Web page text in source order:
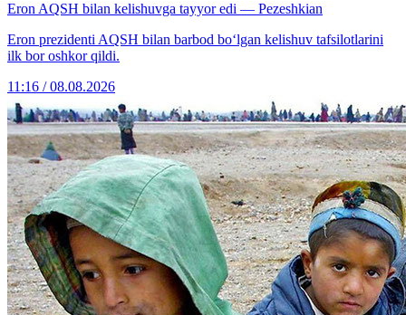
Eron AQSH bilan kelishuvga tayyor edi — Pezeshkian
Eron prezidenti AQSH bilan barbod bo‘lgan kelishuv tafsilotlarini
ilk bor oshkor qildi.
11:16 / 08.08.2026